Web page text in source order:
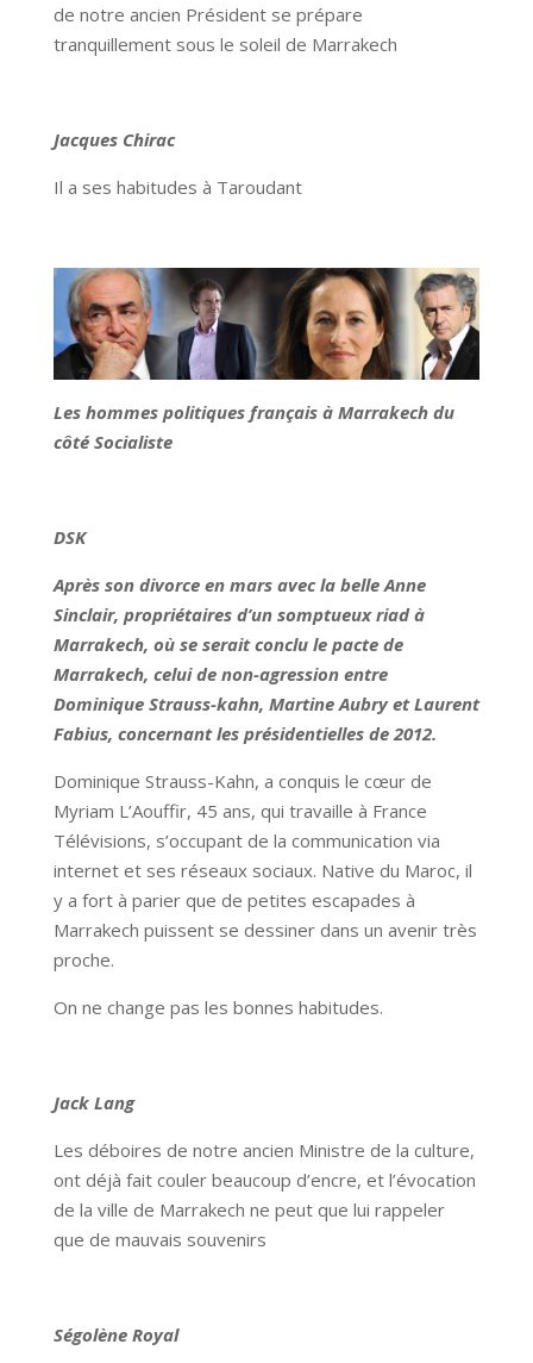
de notre ancien Président se prépare
tranquillement sous le soleil de Marrakech
Jacques Chirac
Il a ses habitudes à Taroudant
Les hommes politiques français à Marrakech du
côté Socialiste
DSK
Après son divorce en mars avec la belle Anne
Sinclair, propriétaires d’un somptueux riad à
Marrakech, où se serait conclu le pacte de
Marrakech, celui de non-agression entre
Dominique Strauss-kahn, Martine Aubry et Laurent
Fabius, concernant les présidentielles de 2012.
Dominique Strauss-Kahn, a conquis le cœur de
Myriam L’Aouffir, 45 ans, qui travaille à France
Télévisions, s’occupant de la communication via
internet et ses réseaux sociaux. Native du Maroc, il
y a fort à parier que de petites escapades à
Marrakech puissent se dessiner dans un avenir très
proche.
On ne change pas les bonnes habitudes.
Jack Lang
Les déboires de notre ancien Ministre de la culture,
ont déjà fait couler beaucoup d’encre, et l’évocation
de la ville de Marrakech ne peut que lui rappeler
que de mauvais souvenirs
Ségolène Royal